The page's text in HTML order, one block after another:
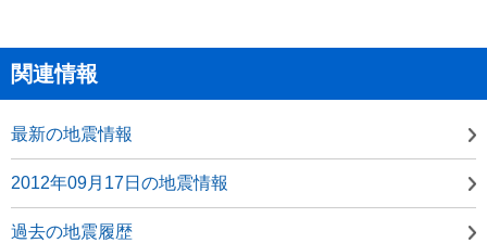
関連情報
最新の地震情報
2012年09月17日の地震情報
過去の地震履歴